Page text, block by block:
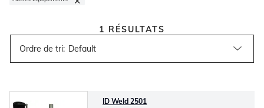
Ordre de tri:
1 RÉSULTATS
ID Weld 2501